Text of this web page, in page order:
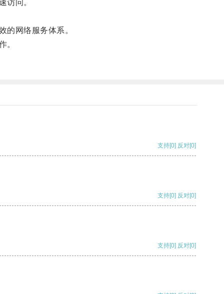
访问。
网络服务体系。
。
支持[0] 反对[0]
支持[0] 反对[0]
支持[0] 反对[0]